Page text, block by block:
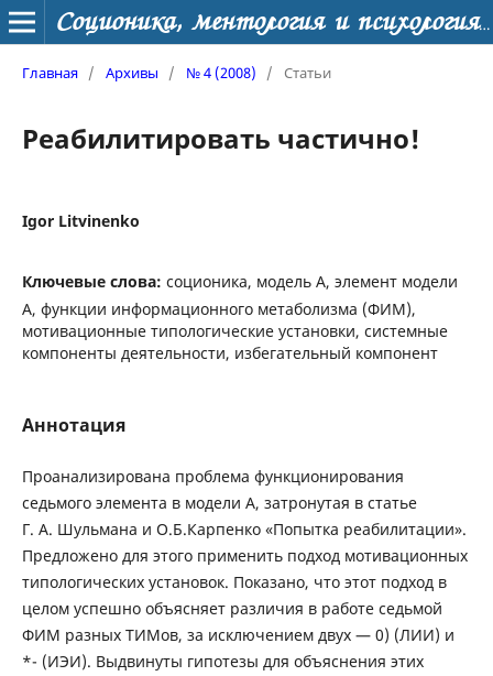
Соционика, ментология и психология личности
Главная / Архивы / № 4 (2008) / Статьи
Реабилитировать частично!
Igor Litvinenko
Ключевые слова: соционика, модель А, элемент модели
А, функции информационного метаболизма (ФИМ),
мотивационные типологические установки, системные
компоненты деятельности, избегательный компонент
Аннотация
Проанализирована проблема функционирования
седьмого элемента в модели А, затронутая в статье
Г. А. Шульмана и О.Б.Карпенко «Попытка реабилитации».
Предложено для этого применить подход мотивационных
типологических установок. Показано, что этот подход в
целом успешно объясняет различия в работе седьмой
ФИМ разных ТИМов, за исключением двух — 0) (ЛИИ) и
*- (ИЭИ). Выдвинуты гипотезы для объяснения этих